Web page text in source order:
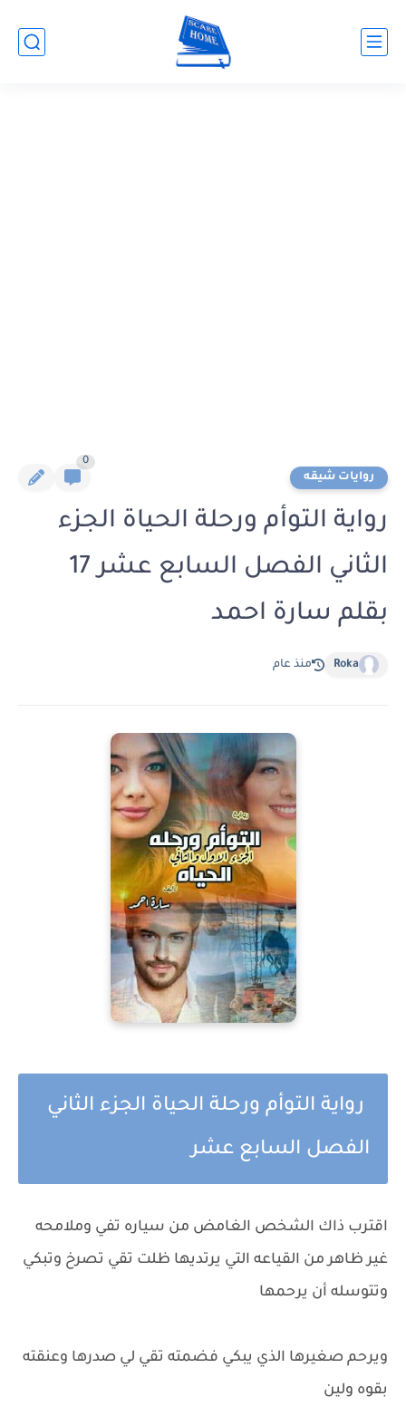
روايات شيقه
0
رواية التوأم ورحلة الحياة الجزء
الثاني الفصل السابع عشر 17
بقلم سارة احمد
Roka منذ عام
رواية التوأم ورحلة الحياة الجزء الثاني
الفصل السابع عشر
اقترب ذاك الشخص الغامض من سياره تفي وملامحه
غير ظاهر من القياعه التي يرتديها ظلت تقي تصرخ وتبكي
وتتوسله أن يرحمها
ويرحم صغيرها الذي يبكي فضمته تقي لي صدرها وعنقته
بقوه ولين